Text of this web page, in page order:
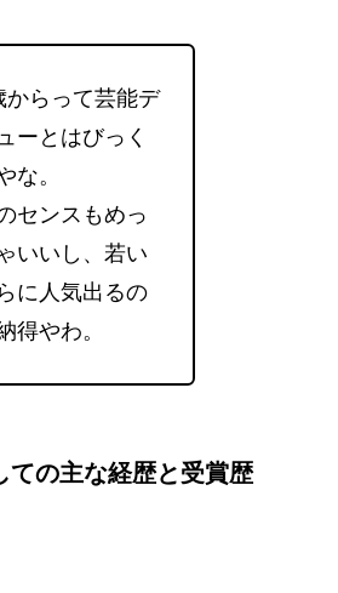
からって芸能デ
ーとはびっく
な。
センスもめっ
いいし、若い
に人気出るの
得やわ。
ての主な経歴と受賞歴